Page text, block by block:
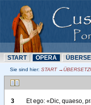
START OPERA
Sie sind hier: START
3 Et ego: « Dic, quaeso,